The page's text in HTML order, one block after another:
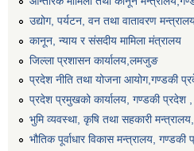
उद्योग, पर्यटन, वन तथा वातावरण
कानून, न्याय र संसदीय मामिला मंत्रालय
जिल्ला प्रशासन कार्यालय,लमजुङ
प्रदेश नीति तथा योजना आयोग,गण्डकी
प्रदेश प्रमुखको कार्यालय, गण्डकी प्रदेश
भुमि व्यवस्था, कृषि तथा सहकारी
भौतिक पूर्वाधार विकास मन्त्रालय, गण्डकी